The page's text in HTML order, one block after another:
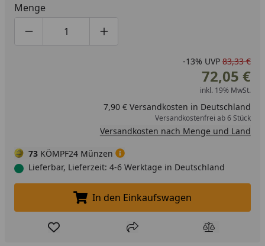
Menge
Produktmenge um eins verringern
Produktmenge manuell eingeben
Produktmenge um eins erhöhen
-13% UVP 83,33 €
72,05 €
inkl. 19% MwSt.
7,90 € Versandkosten in Deutschland
Versandkostenfrei ab 6 Stück
Versandkosten nach Menge und Land
73 KÖMPF24 Münzen
Lieferbar, Lieferzeit: 4-6 Werktage in Deutschland
In den Einkaufswagen legen
In den Einkaufswagen
Produkt zur Wunschliste hinzufügen
Teilen Produkt